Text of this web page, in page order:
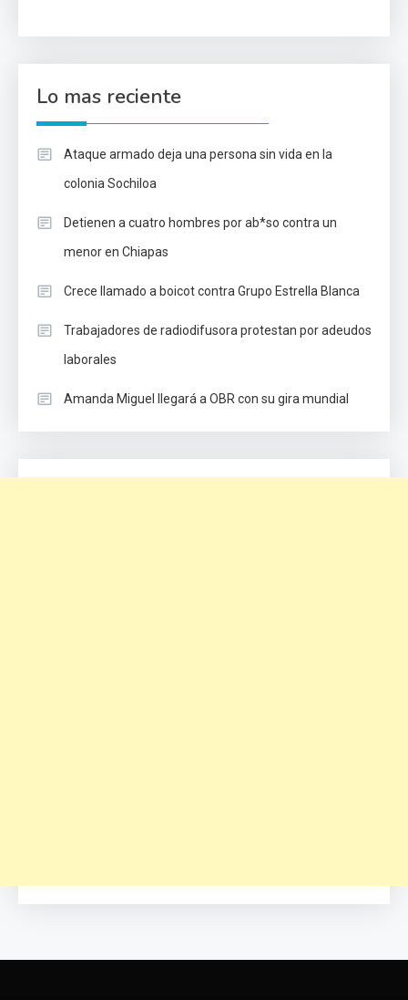
Lo mas reciente
Ataque armado deja una persona sin vida en la
colonia Sochiloa
Detienen a cuatro hombres por ab*so contra un
menor en Chiapas
Crece llamado a boicot contra Grupo Estrella Blanca
Trabajadores de radiodifusora protestan por adeudos
laborales
Amanda Miguel llegará a OBR con su gira mundial